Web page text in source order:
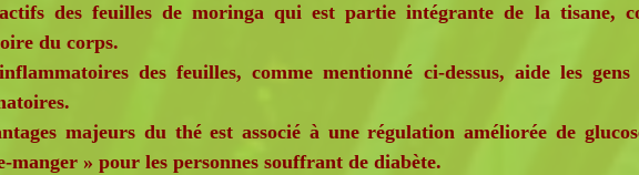
des feuilles de moringa qui est partie intégrante de la tisane,
du corps.
des feuilles, comme mentionné ci-dessus, aide les
majeurs du thé est associé à une régulation améliorée de
manger » pour les personnes souffrant de diabète.